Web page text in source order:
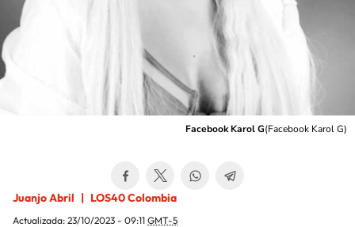
Facebook Karol G(Facebook Karol G)
Juanjo Abril LOS40 Colombia
Actualizada: 23/10/2023 - 09:11 GMT-5